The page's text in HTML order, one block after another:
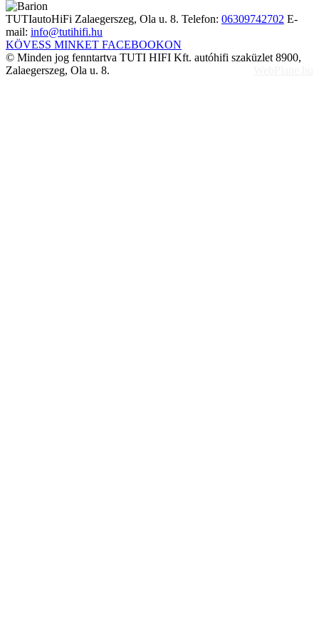
TUTIautoHiFi Zalaegerszeg, Ola u. 8. Telefon: 06309742702 E-
mail: info@tutihifi.hu
KÖVESS MINKET FACEBOOKON
© Minden jog fenntartva TUTI HIFI Kft. autóhifi szaküzlet 8900,
Zalaegerszeg, Ola u. 8.